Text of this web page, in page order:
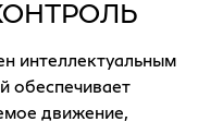
интеллектуальным
обеспечивает
движение,